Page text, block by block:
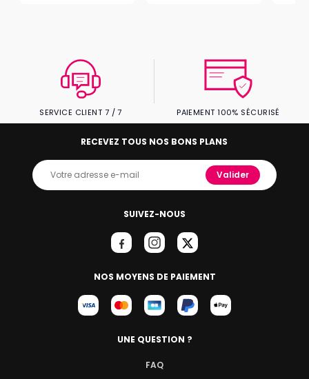
SERVICE CLIENT 7 / 7 PAIEMENT 100% SÉCURISÉ
SUIVEZ-NOUS
NOS MOYENS DE PAIEMENT
RECEVEZ TOUS NOS BONS PLANS
Valider
UNE QUESTION ?
FAQ